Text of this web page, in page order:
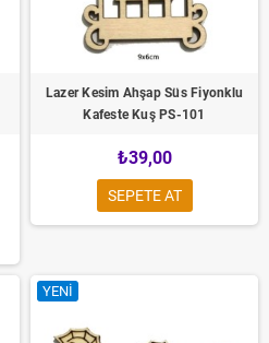
Lazer Kesim Ahşap Süs Fiyonklu
Kafeste Kuş PS-101
₺39,00
SEPETE AT
YENI